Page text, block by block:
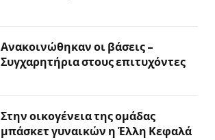
Ανακοινώθηκαν οι βάσεις –
Συγχαρητήρια στους επιτυχόντες
Στην οικογένεια της ομάδας
μπάσκετ γυναικών η Έλλη Κεφαλά